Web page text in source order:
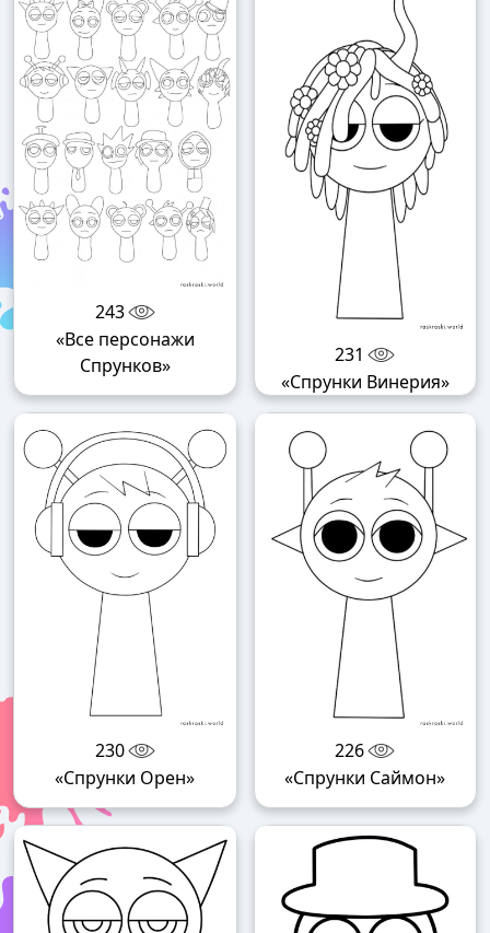
243
«Все персонажи
Спрунков»
231
«Спрунки Винерия»
230
«Спрунки Орен»
226
«Спрунки Саймон»